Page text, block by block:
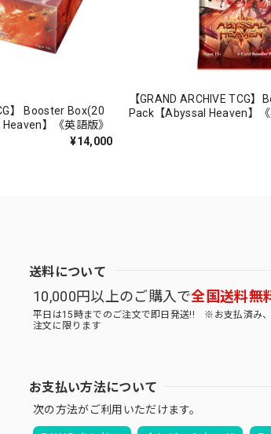
】 Booster Box(20
】《英語版》
¥14,000
【GRAND ARCHIVE TCG】
Pack【Abyssal Heaven】《
送料について
10,000円以上のご購入で全国送料無
平日は15時までのご注文で即日発送!! ※お支払済み
注文に限ります
お支払い方法について
次の方法がご利用いただけます。